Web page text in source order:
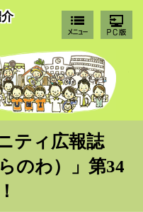
ティ広報誌
のわ）」第34